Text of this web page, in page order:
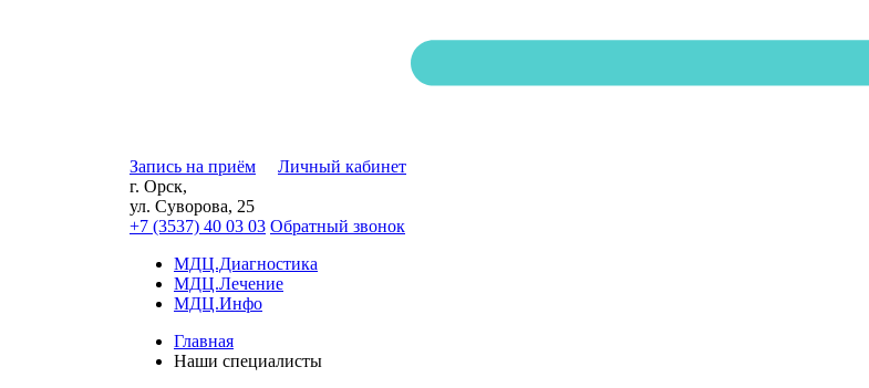
Запись на приём
Личный кабинет
г. Орск,
ул. Суворова, 25
+7 (3537) 40 03 03 Обратный звонок
МДЦ.Диагностика
МДЦ.Лечение
МДЦ.Инфо
Главная
Наши специалисты